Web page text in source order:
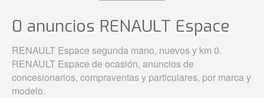
0 anuncios RENAULT Espace
RENAULT Espace segunda mano, nuevos y km 0.
RENAULT Espace de ocasión, anuncios de
concesionarios, compraventas y particulares, por marca y
modelo.